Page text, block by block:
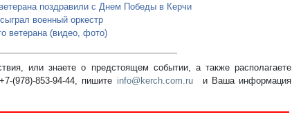
поздравили с Днем Победы в Керчи
военный оркестр
ветерана (видео, фото)
или знаете о предстоящем событии, а также располагаете
(978)-853-94-44, пишите info@kerch.com.ru и Ваша информация